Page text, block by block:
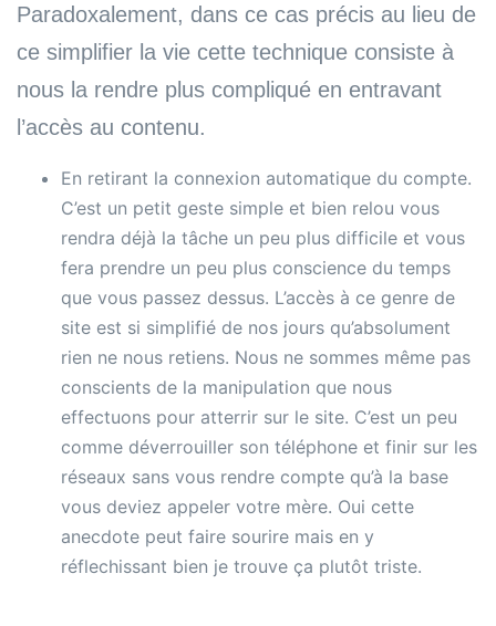
Paradoxalement, dans ce cas précis au lieu de
ce simplifier la vie cette technique consiste à
nous la rendre plus compliqué en entravant
l’accès au contenu.
En retirant la connexion automatique du compte.
C’est un petit geste simple et bien relou vous
rendra déjà la tâche un peu plus difficile et vous
fera prendre un peu plus conscience du temps
que vous passez dessus. L’accès à ce genre de
site est si simplifié de nos jours qu’absolument
rien ne nous retiens. Nous ne sommes même pas
conscients de la manipulation que nous
effectuons pour atterrir sur le site. C’est un peu
comme déverrouiller son téléphone et finir sur les
réseaux sans vous rendre compte qu’à la base
vous deviez appeler votre mère. Oui cette
anecdote peut faire sourire mais en y
réflechissant bien je trouve ça plutôt triste.